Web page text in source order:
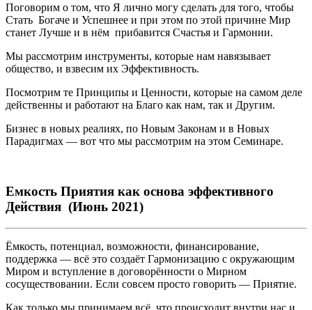
Поговорим о том, что Я лично могу сделать для того, чтобы
Стать Богаче и Успешнее и при этом по этой причине Мир
станет Лучше и в нём прибавится Счастья и Гармонии.
Мы рассмотрим инструменты, которые нам навязывает
общество, и взвесим их Эффективность.
Посмотрим те Принципы и Ценности, которые на самом деле
действенны и работают на Благо как нам, так и Другим.
Бизнес в новых реалиях, по Новым Законам и в Новых
Парадигмах — вот что мы рассмотрим на этом Семинаре.
Емкость Приятия как основа эффективного
Действия (Июнь 2021)
Ёмкость, потенциал, возможности, финансирование,
поддержка — всё это создаёт Гармонизацию с окружающим
Миром и вступление в договорённости о Мирном
сосуществовании. Если совсем просто говорить — Приятие.